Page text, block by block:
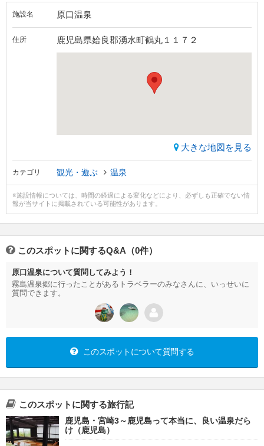
施設名 原口温泉
住所 鹿児島県姶良郡湧水町鶴丸１１７２
大きな地図を見る
カテゴリ 観光・遊ぶ 温泉
※施設情報については、時間の経過による変化などにより、必ずしも正確でない情
報が当サイトに掲載されている可能性があります。
このスポットに関するQ&A（0件）
原口温泉について質問してみよう！
霧島温泉郷に行ったことがあるトラベラーのみなさんに、いっせいに
質問できます。
このスポットについて質問する
このスポットに関する旅行記
鹿児島・宮崎3～鹿児島って本当に、良い温泉だら
け（鹿児島）